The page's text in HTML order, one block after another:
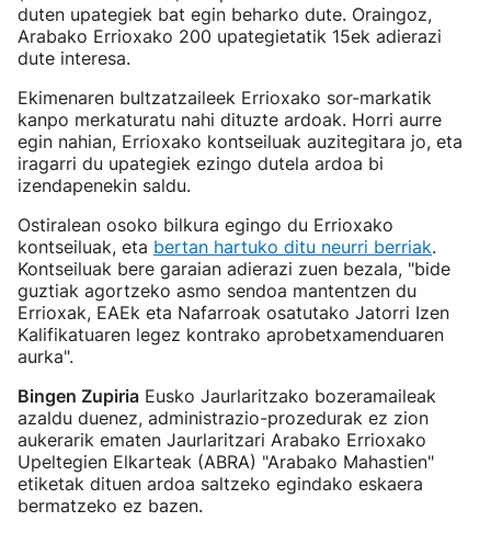
duten upategiek bat egin beharko dute. Oraingoz,
Arabako Errioxako 200 upategietatik 15ek adierazi
dute interesa.
Ekimenaren bultzatzaileek Errioxako sor-markatik
kanpo merkaturatu nahi dituzte ardoak. Horri aurre
egin nahian, Errioxako kontseiluak auzitegitara jo, eta
iragarri du upategiek ezingo dutela ardoa bi
izendapenekin saldu.
Ostiralean osoko bilkura egingo du Errioxako
kontseiluak, eta bertan hartuko ditu neurri berriak.
Kontseiluak bere garaian adierazi zuen bezala, "bide
guztiak agortzeko asmo sendoa mantentzen du
Errioxak, EAEk eta Nafarroak osatutako Jatorri Izen
Kalifikatuaren legez kontrako aprobetxamenduaren
aurka".
Bingen Zupiria Eusko Jaurlaritzako bozeramaileak
azaldu duenez, administrazio-prozedurak ez zion
aukerarik ematen Jaurlaritzari Arabako Errioxako
Upeltegien Elkarteak (ABRA) "Arabako Mahastien"
etiketak dituen ardoa saltzeko egindako eskaera
bermatzeko ez bazen.